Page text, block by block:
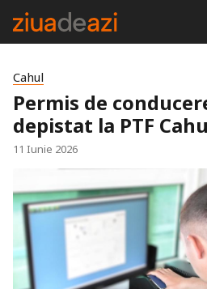
Cahul
Permis de
depistat la PTF
11 Iunie 2026